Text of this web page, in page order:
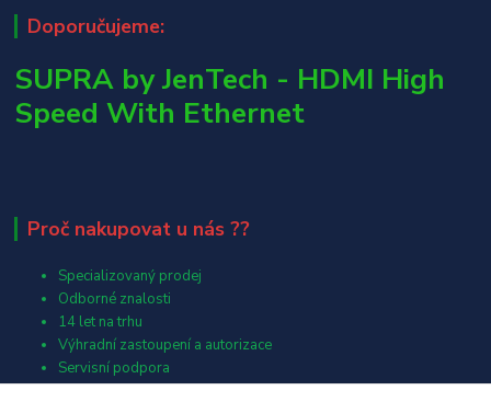
Doporučujeme:
SUPRA by JenTech - HDMI High
Speed With Ethernet
Proč nakupovat u nás ??
Specializovaný prodej
Odborné znalosti
14 let na trhu
Výhradní zastoupení a autorizace
Servisní podpora
Vysoké skladové zásoby